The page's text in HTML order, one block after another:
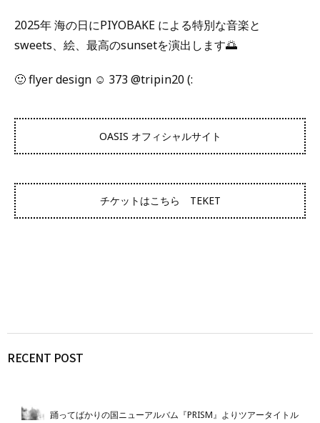
2025年 海の日にPIYOBAKE による特別な音楽と
sweets、絵、最高のsunsetを演出します🌅
🙂 flyer design ☺︎ 373 @tripin20 (:
OASIS オフィシャルサイト
チケットはこちら TEKET
RECENT POST
踊ってばかりの国ニューアルバム『PRISM』よりツアータイトル